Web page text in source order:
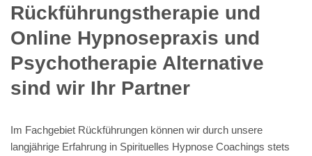
Rückführungstherapie und
Online Hypnosepraxis und
Psychotherapie Alternative
sind wir Ihr Partner
Im Fachgebiet Rückführungen können wir durch unsere
langjährige Erfahrung in Spirituelles Hypnose Coachings stets